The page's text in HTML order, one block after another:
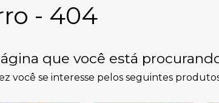
- 404
que você está
você se interesse pelos seguintes